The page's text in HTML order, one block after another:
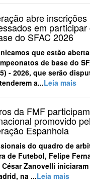
abre
em
do SFAC 2026
que estão
de base do
- 2026, que serão
a...Leia mais
da FMF
promovido
Espanhola
do quadro de
de Futebol, Felipe
César Zanovelli
na ...Leia mais